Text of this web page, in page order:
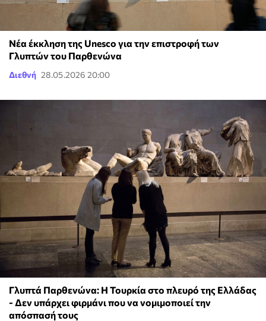
Νέα έκκληση της Unesco για την επιστροφή των
Γλυπτών του Παρθενώνα
Διεθνή 28.05.2026 20:00
Γλυπτά Παρθενώνα: Η Τουρκία στο πλευρό της Ελλάδας
- Δεν υπάρχει φιρμάνι που να νομιμοποιεί την
απόσπασή τους